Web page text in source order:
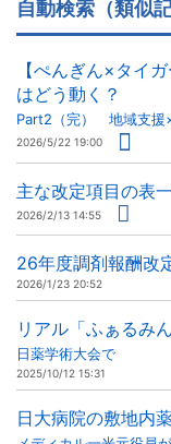
自動検索（類似
【ぺんぎん×タイ
はどう動く？
Part2（完） 地域支援
2026/5/22 19:00
主な改定項目の表
2026/2/13 14:55
26年度調剤報酬改
2026/1/23 20:52
リアル「ふぁるみ
日薬学術大会で
2025/10/12 15:31
日大病院の敷地内